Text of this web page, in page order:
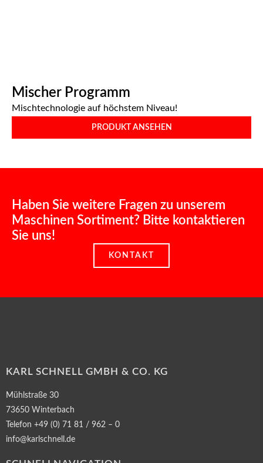
Mischer Programm
Mischtechnologie auf höchstem Niveau!
PRODUKT ANSEHEN
Haben Sie weitere Fragen zu unserem
Maschinen Sortiment? Bitte kontaktieren
Sie uns!
KONTAKT
KARL SCHNELL GMBH & CO. KG
Mühlstraße 30
73650 Winterbach
Telefon +49 (0) 71 81 / 962 – 0
info@karlschnell.de